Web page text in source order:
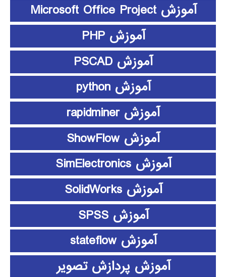
آموزش Microsoft Office Project
آموزش PHP
آموزش PSCAD
آموزش python
آموزش rapidminer
آموزش ShowFlow
آموزش SimElectronics
آموزش SolidWorks
آموزش SPSS
آموزش stateflow
آموزش پردازش تصویر